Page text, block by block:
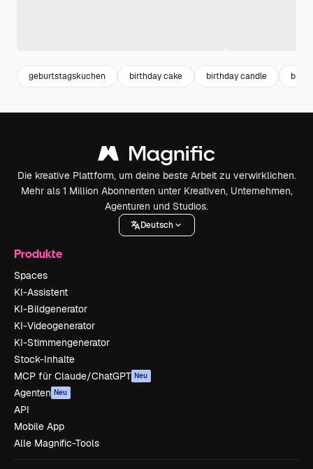
geburtstagskuchen birthday cake birthday candle
Die kreative Plattform, um deine beste Arbeit zu verwirklichen.
Mehr als 1 Million Abonnenten unter Kreativen, Unternehmen,
Agenturen und Studios.
Deutsch
Produkte
Spaces
KI-Assistent
KI-Bildgenerator
KI-Videogenerator
KI-Stimmengenerator
Stock-Inhalte
MCP für Claude/ChatGPT Neu
Agenten Neu
API
Mobile App
Alle Magnific-Tools